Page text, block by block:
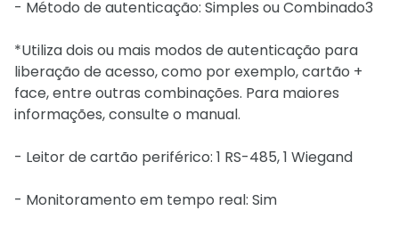
- Método de autenticação: Simples ou Combinado3
*Utiliza dois ou mais modos de autenticação para
liberação de acesso, como por exemplo, cartão +
face, entre outras combinações. Para maiores
informações, consulte o manual.
- Leitor de cartão periférico: 1 RS-485, 1 Wiegand
- Monitoramento em tempo real: Sim